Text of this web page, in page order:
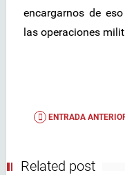
encargarnos de
las operaciones
ENTRADA
Related post